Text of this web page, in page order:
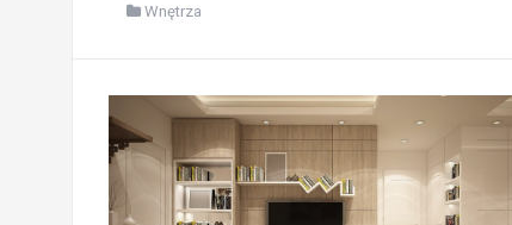
Wnętrza